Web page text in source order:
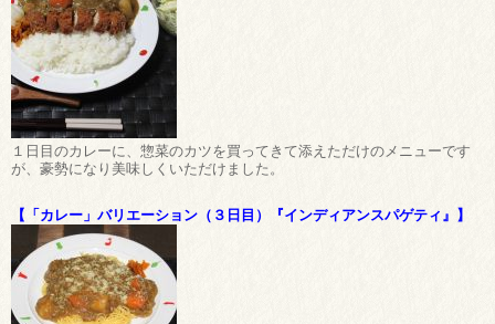
１日目のカレーに、惣菜のカツを買ってきて添えただけのメニューです
が、豪勢になり美味しくいただけました。
【「カレー」バリエーション（３日目）『インディアンスパゲティ』】